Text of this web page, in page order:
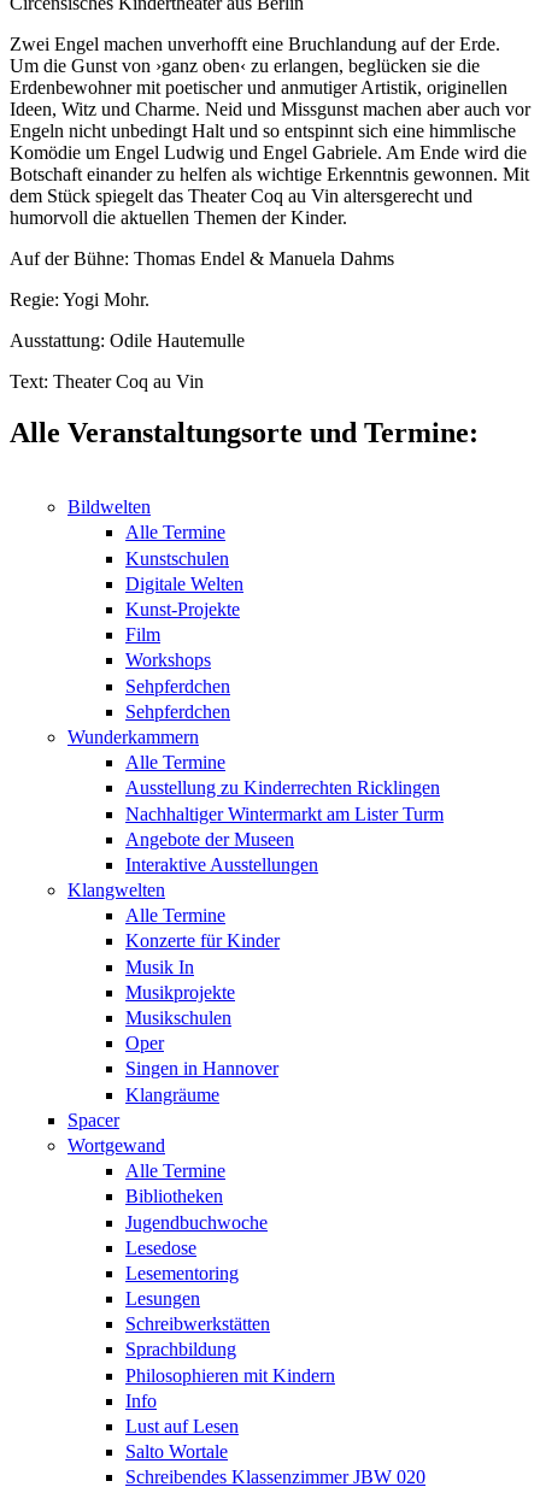
Zwei Engel machen unverhofft eine Bruchlandung auf der Erde.
Um die Gunst von ›ganz oben‹ zu erlangen, beglücken sie die
Erdenbewohner mit poetischer und anmutiger Artistik, originellen
Ideen, Witz und Charme. Neid und Missgunst machen aber auch vor
Engeln nicht unbedingt Halt und so entspinnt sich eine himmlische
Komödie um Engel Ludwig und Engel Gabriele. Am Ende wird die
Botschaft einander zu helfen als wichtige Erkenntnis gewonnen. Mit
dem Stück spiegelt das Theater Coq au Vin altersgerecht und
humorvoll die aktuellen Themen der Kinder.
Auf der Bühne: Thomas Endel & Manuela Dahms
Regie: Yogi Mohr.
Ausstattung: Odile Hautemulle
Text: Theater Coq au Vin
Alle Veranstaltungsorte und Termine:
Bildwelten
Alle Termine
Kunstschulen
Digitale Welten
Kunst-Projekte
Film
Workshops
Sehpferdchen
Sehpferdchen
Wunderkammern
Alle Termine
Ausstellung zu Kinderrechten Ricklingen
Nachhaltiger Wintermarkt am Lister Turm
Angebote der Museen
Interaktive Ausstellungen
Klangwelten
Alle Termine
Konzerte für Kinder
Musik In
Musikprojekte
Musikschulen
Oper
Singen in Hannover
Klangräume
Spacer
Wortgewand
Alle Termine
Bibliotheken
Jugendbuchwoche
Lesedose
Lesementoring
Lesungen
Schreibwerkstätten
Sprachbildung
Philosophieren mit Kindern
Info
Lust auf Lesen
Salto Wortale
Schreibendes Klassenzimmer JBW 020